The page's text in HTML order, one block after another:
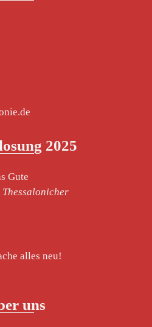
2025
Gute
alles neu!
uns